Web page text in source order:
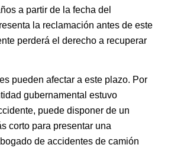
a partir de la fecha del
la reclamación antes de este
perderá el derecho a recuperar
pueden afectar a este plazo. Por
gubernamental estuvo
puede disponer de un
corto para presentar una
de accidentes de camión